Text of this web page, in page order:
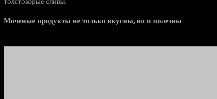
Моченые продукты не только вкусны, но и полезны.